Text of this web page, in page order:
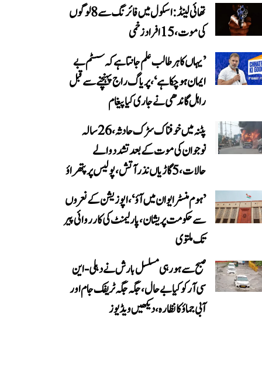
تھائی لینڈ: اسکول میں فائرنگ سے 8 لوگوں
کی موت، 15 افراد زخمی
’یہاں کا ہر طالب علم جانتا ہے کہ سسٹم بے
ایمان ہو چکا ہے‘، پریاگ راج پہنچنے سے قبل
راہل گاندھی نے جاری کیا پیغام
پٹنہ میں خوفناک سڑک حادثہ، 26 سالہ
نوجوان کی موت کے بعد تشدد والے
حالات، 5 گاڑیاں نذر آتش، پولیس پر پتھراؤ
’ہوم منسٹر ایوان میں آؤ‘، اپوزیشن کے نعروں
سے حکومت پریشان، پارلیمنٹ کی کارروائی پیر
تک ملتوی
صبح سے ہو رہی مسلسل بارش نے دہلی-این
سی آر کو کیا بے حال، جگہ جگہ ٹریفک جام اور
آبی جماؤ کا نظارہ، دیکھیں ویڈیوز